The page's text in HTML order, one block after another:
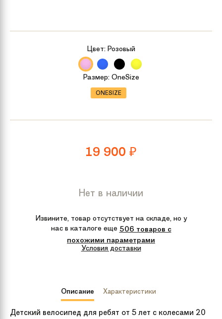
19 900 ₽
Нет в наличии
Извините, товар отсутствует на складе, но у
нас в каталоге еще 506 товаров с
похожими параметрами
Цвет: Розовый
Размер: OneSize
ONESIZE
Условия доставки
Описание Характеристики
Детский велосипед для ребят от 5 лет с колесами 20